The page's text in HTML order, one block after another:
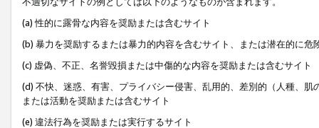
(a) 性的に露骨な内容を奨励または含むサイト
(b) 暴力を奨励するまたは暴力的内容を含むサイト、または潜在的に
(c) 虚偽、不正、名誉毀損または中傷的な内容を奨励または含むサイト
(d) 不快、迷惑、有害、プライバシー侵害、乱用的、差別的（人種、
または活動を奨励または含むサイト
(e) 違法行為を奨励または実行するサイト